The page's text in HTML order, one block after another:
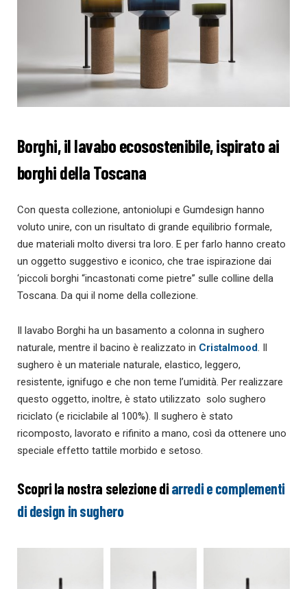
Borghi, il lavabo ecosostenibile, ispirato ai
borghi della Toscana
Con questa collezione, antoniolupi e Gumdesign hanno
voluto unire, con un risultato di grande equilibrio formale,
due materiali molto diversi tra loro. E per farlo hanno creato
un oggetto suggestivo e iconico, che trae ispirazione dai
‘piccoli borghi “incastonati come pietre” sulle colline della
Toscana. Da qui il nome della collezione.
Il lavabo Borghi ha un basamento a colonna in sughero
naturale, mentre il bacino è realizzato in Cristalmood . Il
sughero è un materiale naturale, elastico, leggero,
resistente, ignifugo e che non teme l’umidità. Per realizzare
questo oggetto, inoltre, è stato utilizzato solo sughero
riciclato (e riciclabile al 100%). Il sughero è stato
ricomposto, lavorato e rifinito a mano, così da ottenere uno
speciale effetto tattile morbido e setoso.
Scopri la nostra selezione diarredi e complementi
di design in sughero